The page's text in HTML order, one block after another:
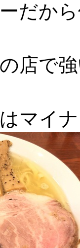
だか
店で
マイ